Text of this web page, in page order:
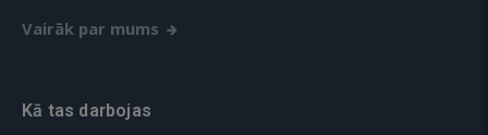
Vairāk par mums
Kā tas darbojas